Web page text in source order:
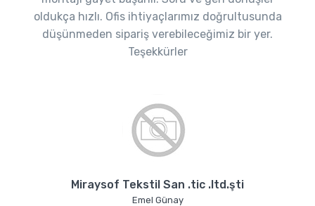
oldukça hızlı. Ofis ihtiyaçlarımız doğrultusunda
düşünmeden sipariş verebileceğimiz bir yer.
Teşekkürler
Miraysof Tekstil San .tic .ltd.şti
Emel Günay